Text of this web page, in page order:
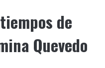
de
Quevedo